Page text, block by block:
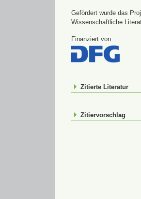
Gefördert wurde das
Wissenschaftliche
Finanziert von
Zitierte Literatur
Zitiervorschlag